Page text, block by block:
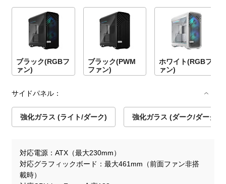
ブラック(RGBフ
ァン)
ブラック(PWM
ファン)
ホワイト(RGBフ
ァン)
サイドパネル：
強化ガラス (ライト/ダーク) 強化ガラス (ダーク/ダーク)
対応電源
ATX（最大230mm）
対応グラフィックボード
最大461mm（前面ファン非搭
載時）